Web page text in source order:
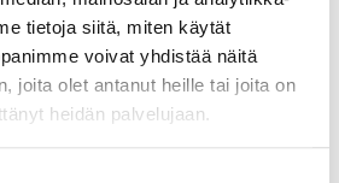
tietoja siitä, miten käytät
voivat yhdistää näitä
joita olet antanut heille tai joita on
heidän palvelujaan.